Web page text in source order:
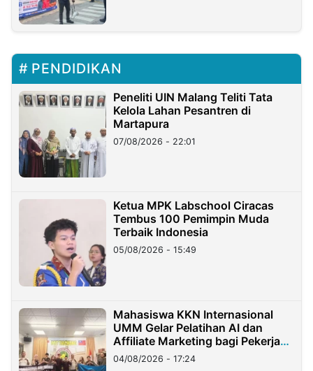
PENDIDIKAN
Peneliti UIN Malang Teliti Tata
Kelola Lahan Pesantren di
Martapura
07/08/2026 - 22:01
Ketua MPK Labschool Ciracas
Tembus 100 Pemimpin Muda
Terbaik Indonesia
05/08/2026 - 15:49
Mahasiswa KKN Internasional
UMM Gelar Pelatihan AI dan
Affiliate Marketing bagi Pekerja
Migran Indonesia di Taiwan
04/08/2026 - 17:24